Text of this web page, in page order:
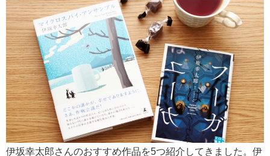
伊坂幸太郎さんのおすすめ作品を5つ紹介してきました。伊